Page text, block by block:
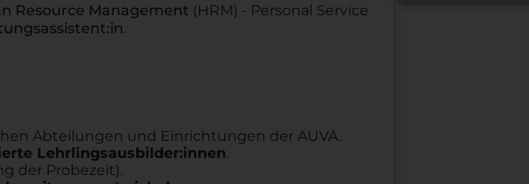
Resource Management (HRM) - Personal Service
.
Abteilungen und Einrichtungen der AUVA.
Lehrlingsausbilder:innen.
der Probezeit).